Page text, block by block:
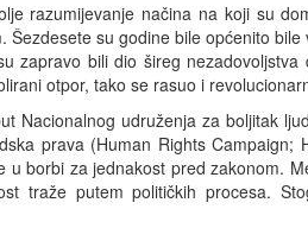
razumijevanje načina na koji su
su godine bile općenito
zapravo bili dio šireg
otpor, tako se rasuo i
Nacionalnog udruženja za boljitak
prava (Human Rights Campaign;
borbi za jednakost pred zakonom.
traže putem političkih procesa.